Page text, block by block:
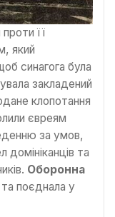
проти її
який
синагога була
закладений
клопотання
євреям
за умов,
та
Оборонна
та поєднала у